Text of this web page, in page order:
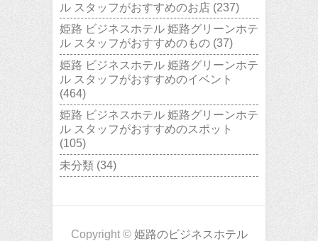
ル スタッフがおすすめのお店 (237)
姫路 ビジネスホテル 姫路グリーンホテ
ル スタッフがおすすめのもの (37)
姫路 ビジネスホテル 姫路グリーンホテ
ル スタッフがおすすめのイベント
(464)
姫路 ビジネスホテル 姫路グリーンホテ
ル スタッフがおすすめのスポット
(105)
未分類 (34)
Copyright © 姫路のビジネスホテル